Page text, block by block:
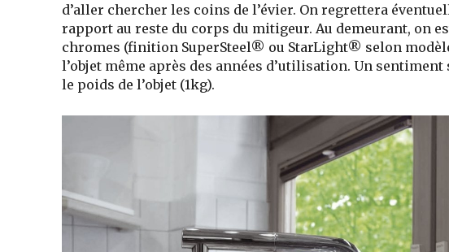
d’aller chercher les coins de l’évier. On regrettera
rapport au reste du corps du mitigeur. Au demeurant, on
chromes (finition SuperSteel® ou StarLight® selon
l’objet même après des années d’utilisation. Un
le poids de l’objet (1kg).